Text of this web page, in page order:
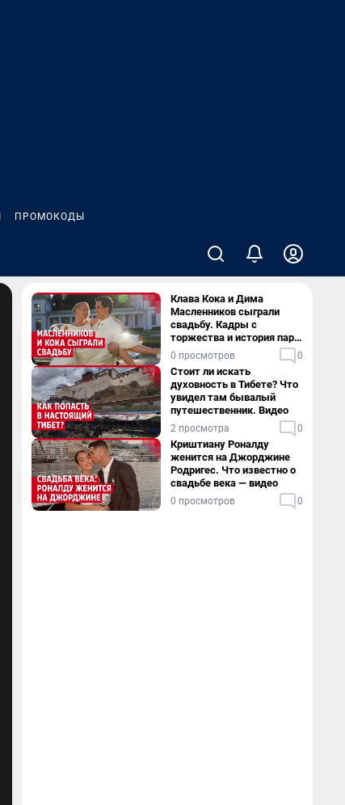
ПРОМОКОДЫ
Клава Кока и Дима
Масленников сыграли
свадьбу. Кадры с
торжества и история пары
— в видео
0 просмотров 0
Стоит ли искать
духовность в Тибете? Что
увидел там бывалый
путешественник. Видео
2 просмотра 0
Криштиану Роналду
женится на Джорджине
Родригес. Что известно о
свадьбе века — видео
0 просмотров 0